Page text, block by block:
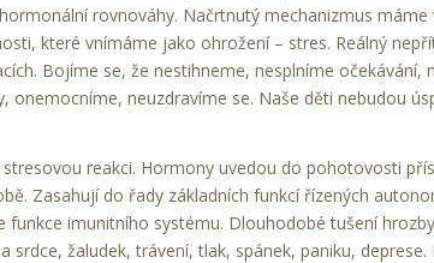
rovnováhy. Načrtnutý mechanizmus
které vnímáme jako ohrožení – stres. Reálný
Bojíme se, že nestihneme, nesplníme
neuzdravíme se. Naše děti nebudou
reakci. Hormony uvedou do pohotovosti
Zasahují do řady základních funkcí řízených
imunitního systému. Dlouhodobé tušení
srdce, žaludek, trávení, tlak, spánek, paniku,